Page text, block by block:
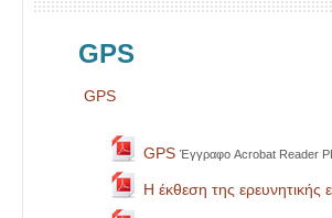
GPS
GPS
GPS Έγγραφο Acrobat Reader
Η έκθεση της